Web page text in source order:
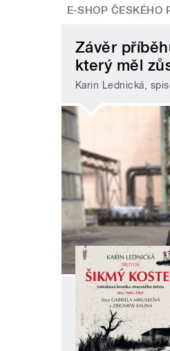
E-SHOP ČESKÉHO
Závěr
který měl
Karin Lednická,